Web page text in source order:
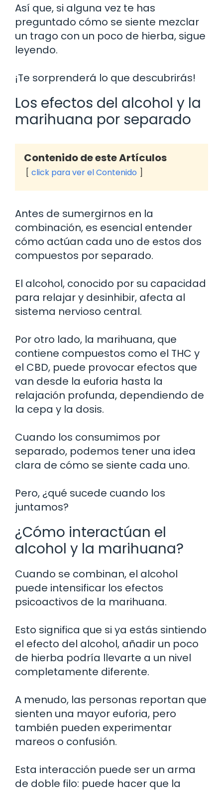
Así que, si alguna vez te has
preguntado cómo se siente mezclar
un trago con un poco de hierba, sigue
leyendo.
¡Te sorprenderá lo que descubrirás!
Los efectos del alcohol y la
marihuana por separado
Contenido de este Artículos
click para ver el Contenido
Antes de sumergirnos en la
combinación, es esencial entender
cómo actúan cada uno de estos dos
compuestos por separado.
El alcohol, conocido por su capacidad
para relajar y desinhibir, afecta al
sistema nervioso central.
Por otro lado, la marihuana, que
contiene compuestos como el THC y
el CBD, puede provocar efectos que
van desde la euforia hasta la
relajación profunda, dependiendo de
la cepa y la dosis.
Cuando los consumimos por
separado, podemos tener una idea
clara de cómo se siente cada uno.
Pero, ¿qué sucede cuando los
juntamos?
¿Cómo interactúan el
alcohol y la marihuana?
Cuando se combinan, el alcohol
puede intensificar los efectos
psicoactivos de la marihuana.
Esto significa que si ya estás sintiendo
el efecto del alcohol, añadir un poco
de hierba podría llevarte a un nivel
completamente diferente.
A menudo, las personas reportan que
sienten una mayor euforia, pero
también pueden experimentar
mareos o confusión.
Esta interacción puede ser un arma
de doble filo: puede hacer que la